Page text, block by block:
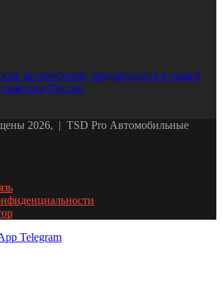
автомобилей, продающихся в нашей
в России
2026, | TSD Pro Автомобильные
Telegram